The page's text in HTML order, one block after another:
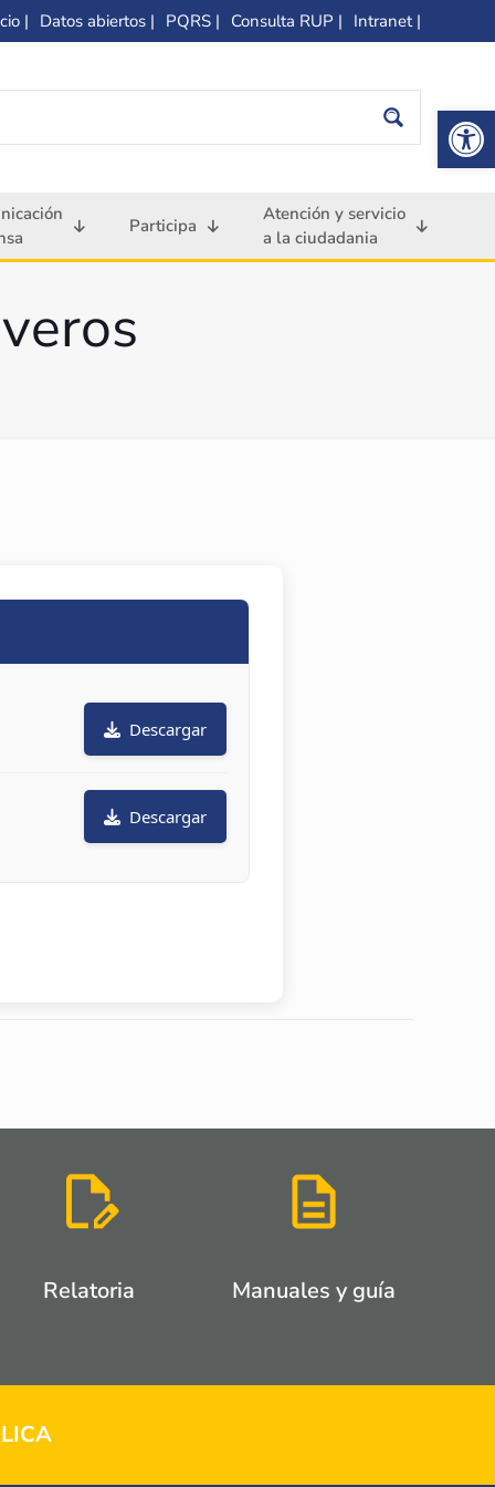
| Datos abiertos | PQRS | Consulta RUP | Intranet |
Participa
Atención y servicio
a la ciudadania
Descargar
Descargar
Relatoria Manuales y guía